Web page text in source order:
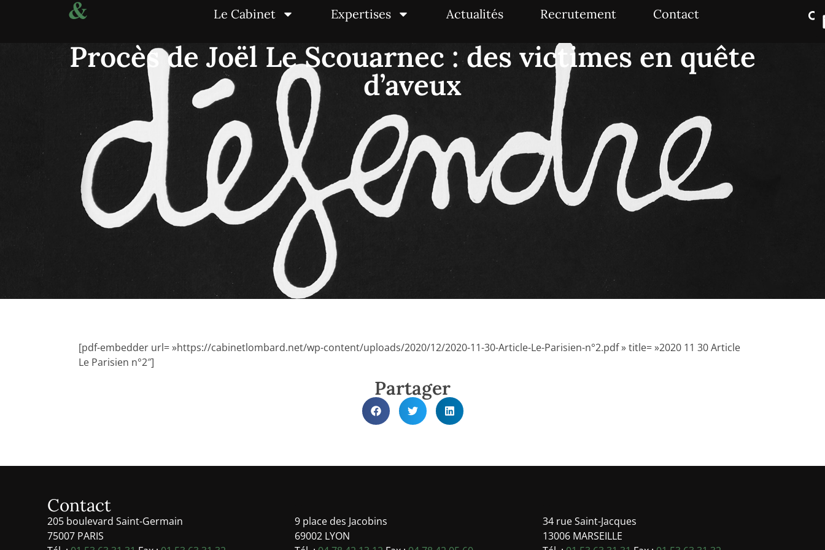
Le Cabinet Expertises Actualités Recrutement Contact
Procès de Joël Le Scouarnec : des victimes en quête
d’aveux
[pdf-embedder url= »https://cabinetlombard.net/wp-content/uploads/2020/12/2020-11-30-Article-Le-Parisien-n°2.pdf » title= »2020 11 30 Article
Le Parisien n°2″]
Partager
Contact
205 boulevard Saint-Germain
75007 PARIS
9 place des Jacobins
69002 LYON
34 rue Saint-Jacques
13006 MARSEILLE